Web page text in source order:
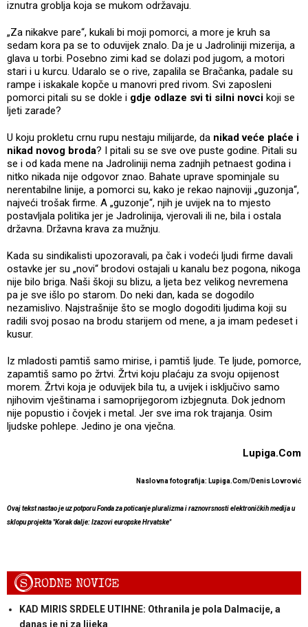
iznutra groblja koja se mukom održavaju.
„Za nikakve pare“, kukali bi moji pomorci, a more je kruh sa
sedam kora pa se to oduvijek znalo. Da je u Jadroliniji mizerija, a
glava u torbi. Posebno zimi kad se dolazi pod jugom, a motori
stari i u kurcu. Udaralo se o rive, zapalila se Bračanka, padale su
rampe i iskakale kopče u manovri pred rivom. Svi zaposleni
pomorci pitali su se dokle i gdje odlaze svi ti silni novci koji se
ljeti zarade?
U koju prokletu crnu rupu nestaju milijarde, da nikad veće plaće i
nikad novog broda? I pitali su se sve ove puste godine. Pitali su
se i od kada mene na Jadroliniji nema zadnjih petnaest godina i
nitko nikada nije odgovor znao. Bahate uprave spominjale su
nerentabilne linije, a pomorci su, kako je rekao najnoviji „guzonja“,
najveći trošak firme. A „guzonje“, njih je uvijek na to mjesto
postavljala politika jer je Jadrolinija, vjerovali ili ne, bila i ostala
državna. Državna krava za mužnju.
Kada su sindikalisti upozoravali, pa čak i vodeći ljudi firme davali
ostavke jer su „novi“ brodovi ostajali u kanalu bez pogona, nikoga
nije bilo briga. Naši škoji su blizu, a ljeta bez velikog nevremena
pa je sve išlo po starom. Do neki dan, kada se dogodilo
nezamislivo. Najstrašnije što se moglo dogoditi ljudima koji su
radili svoj posao na brodu starijem od mene, a ja imam pedeset i
kusur.
Iz mladosti pamtiš samo mirise, i pamtiš ljude. Te ljude, pomorce,
zapamtiš samo po žrtvi. Žrtvi koju plaćaju za svoju opijenost
morem. Žrtvi koja je oduvijek bila tu, a uvijek i isključivo samo
njihovim vještinama i samoprijegorom izbjegnuta. Dok jednom
nije popustio i čovjek i metal. Jer sve ima rok trajanja. Osim
ljudske pohlepe. Jedino je ona vječna.
Lupiga.Com
Naslovna fotografija: Lupiga.Com/Denis Lovrović
Ovaj tekst nastao je uz potporu Fonda za poticanje pluralizma i raznovrsnosti elektroničkih medija u
sklopu projekta "Korak dalje: Izazovi europske Hrvatske"
SRODNE NOVICE
KAD MIRIS SRDELE UTIHNE: Othranila je pola Dalmacije, a
danas je ni za lijeka